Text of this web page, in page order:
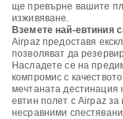
ще превърне вашите
изживяване.
Вземете най-евтиния
Airpaz предоставя
позволяват да
Насладете се на
компромис с
мечтаната дестинация
евтин полет с Airpaz
несравними